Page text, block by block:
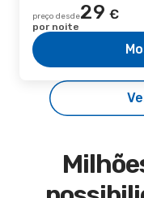
preço desde29 €
por noite